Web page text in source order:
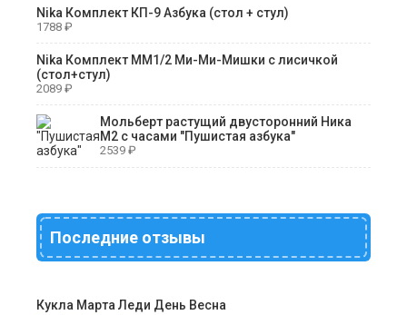
Nika Комплект КП-9 Азбука (стол + стул)
1788 ₽
Nika Комплект ММ1/2 Ми-Ми-Мишки с лисичкой
(стол+стул)
2089 ₽
Мольберт растущий двусторонний Ника
М2 с часами "Пушистая азбука"
2539 ₽
Последние отзывы
Кукла Марта Леди День Весна